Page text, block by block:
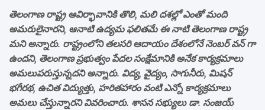
తెలంగాణ రాష్ట్ర ఆవిర్భావానికి తొలి, మలి దశల్లో ఎంతో మంది
అమరులైనారని, ఆనాటి ఉద్యమ ఫలితమే ఈ నాటి తెలంగాణ రాష్ట్ర
మని అన్నారు. రాష్ట్రంలోని తలసరి ఆదాయం దేశంలోనే నెంబర్ వన్ గా
ఉందని, తెలంగాణ ప్రభుత్వం పేదల సంక్షేమానికి అనేక కార్యక్రమాలు
అమలుపరుస్తున్నదని అన్నారు. విద్య, వైద్యం, సాగునీరు, మిషన్
భగీరథ, ఉచిత విద్యుత్తు, హరితహారం వంటి ఎన్నో కార్యక్రమాలు
అమలు చేస్తున్నారని వివరించారు. శాసన సభ్యులు డా. సంజయ్